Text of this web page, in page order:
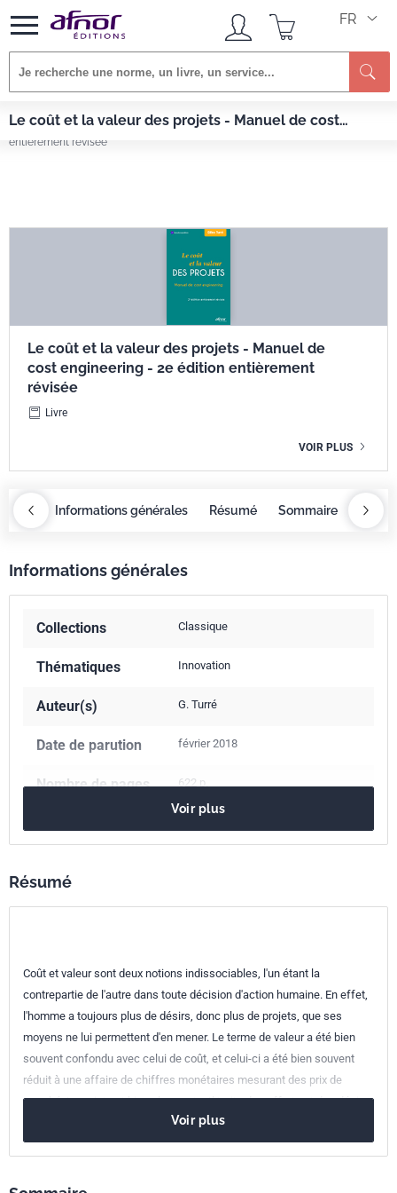
FR
Le coût et la valeur des projets - Manuel de cost
engineering - 2e édition entièrement révisée
Afnor EDITIONS
Livres
Le coût et la valeur des projets - Manuel de cost engineering - 2e édition
entièrement révisée
Le coût et la valeur des projets - Manuel de
cost engineering - 2e édition entièrement
révisée
Livre
VOIR PLUS
Informations générales Résumé Sommaire
Informations générales
Collections Classique
Thématiques Innovation
Auteur(s) G. Turré
Date de parution février 2018
Nombre de pages 622 p.
Voir plus
Résumé
Coût et valeur sont deux notions indissociables, l'un étant la
contrepartie de l'autre dans toute décision d'action humaine. En effet,
l'homme a toujours plus de désirs, donc plus de projets, que ses
moyens ne lui permettent d'en mener. Le terme de valeur a été bien
souvent confondu avec celui de coût, et celui-ci a été bien souvent
réduit à une affaire de chiffres monétaires mesurant des prix de
marché. Le sujet est bien plus vaste. Il traite des efforts et des désirs,
des besoins et des ressources, de leur mesure, et de leur mise en
relation afin d'effectuer des choix et des optimisations. Il est essentiel
marchand comme dans le monde non marchand, dans la production
Voir plus